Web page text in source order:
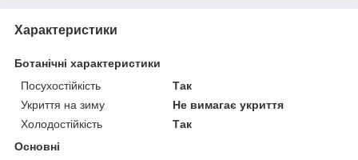
Характеристики
Ботанічні характеристики
Посухостійкість
Так
Укриття на зиму
Не вимагає укриття
Холодостійкість
Так
Основні